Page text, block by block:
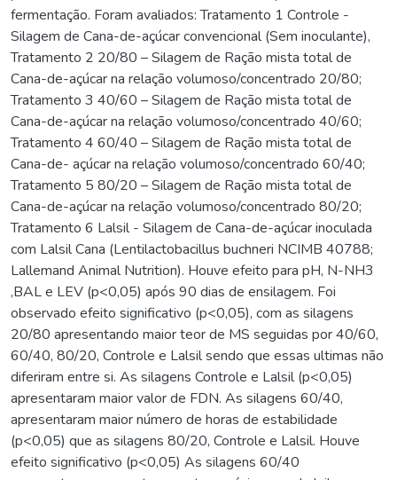
fermentação. Foram avaliados: Tratamento 1 Controle -
Silagem de Cana-de-açúcar convencional (Sem inoculante),
Tratamento 2 20/80 – Silagem de Ração mista total de
Cana-de-açúcar na relação volumoso/concentrado 20/80;
Tratamento 3 40/60 – Silagem de Ração mista total de
Cana-de-açúcar na relação volumoso/concentrado 40/60;
Tratamento 4 60/40 – Silagem de Ração mista total de
Cana-de- açúcar na relação volumoso/concentrado 60/40;
Tratamento 5 80/20 – Silagem de Ração mista total de
Cana-de-açúcar na relação volumoso/concentrado 80/20;
Tratamento 6 Lalsil - Silagem de Cana-de-açúcar inoculada
com Lalsil Cana (Lentilactobacillus buchneri NCIMB 40788;
Lallemand Animal Nutrition). Houve efeito para pH, N-NH3
,BAL e LEV (p<0,05) após 90 dias de ensilagem. Foi
observado efeito significativo (p<0,05), com as silagens
20/80 apresentando maior teor de MS seguidas por 40/60,
60/40, 80/20, Controle e Lalsil sendo que essas ultimas não
diferiram entre si. As silagens Controle e Lalsil (p<0,05)
apresentaram maior valor de FDN. As silagens 60/40,
apresentaram maior número de horas de estabilidade
(p<0,05) que as silagens 80/20, Controle e Lalsil. Houve
efeito significativo (p<0,05) As silagens 60/40